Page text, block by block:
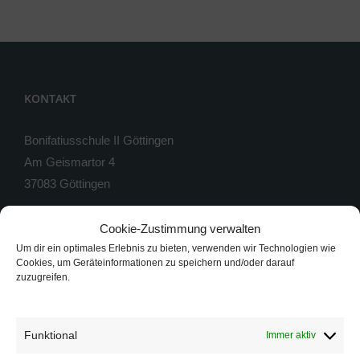
Cookie-Zustimmung verwalten
Um dir ein optimales Erlebnis zu bieten, verwenden wir Technologien wie
Cookies, um Geräteinformationen zu speichern und/oder darauf
zuzugreifen.
Funktional Immer aktiv
KONTAKT
Bonifatiusschule II Göttingen
Am Geismartor 4
37083 Göttingen
Instagram: bonifatiusschule_2
Öffnungszeiten Sekretariate s. unter